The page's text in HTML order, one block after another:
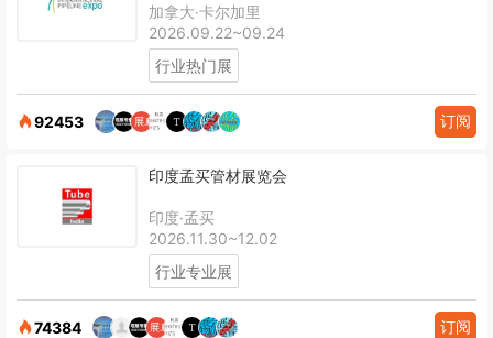
加拿大·卡尔加里
2026.09.22~09.24
行业热门展
92453 订阅
印度孟买管材展览会
印度·孟买
2026.11.30~12.02
行业专业展
74384 订阅